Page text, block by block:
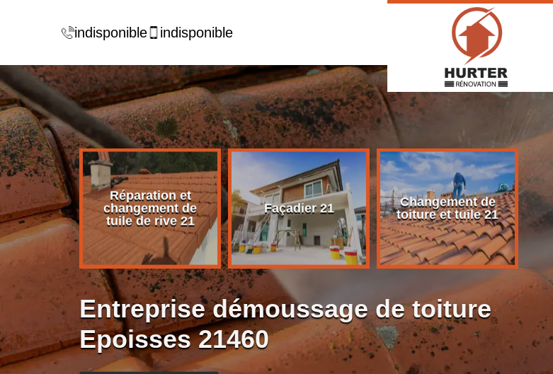
indisponible indisponible
de
21
Réparation et
changement de
tuile de rive 21
Façadier 21
Changement de
toiture et tuile 21
Entreprise démoussage de toiture
Epoisses 21460